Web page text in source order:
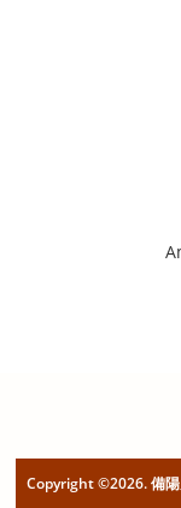
Copyright ©2026. 備